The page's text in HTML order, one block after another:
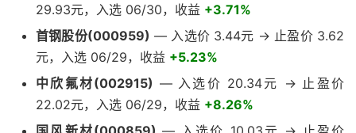
29.93元，入选 06/30，收益 +3.71%
首钢股份(000959) — 入选价 3.44元 → 止盈价 3.62
元，入选 06/29，收益 +5.23%
中欣氟材(002915) — 入选价 20.34元 → 止盈价
22.02元，入选 06/29，收益 +8.26%